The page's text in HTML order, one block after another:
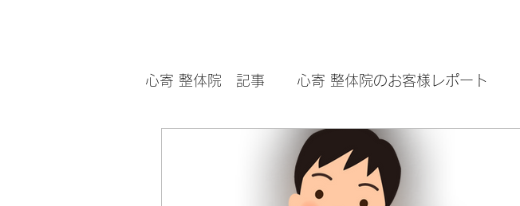
心寄 整体院 記事 心寄 整体院のお客様レポート
心寄 整体院 健康教室～身体のソムリエ～